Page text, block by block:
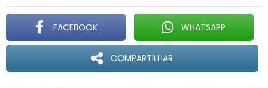
FACEBOOK WHATSAPP
COMPARTILHAR